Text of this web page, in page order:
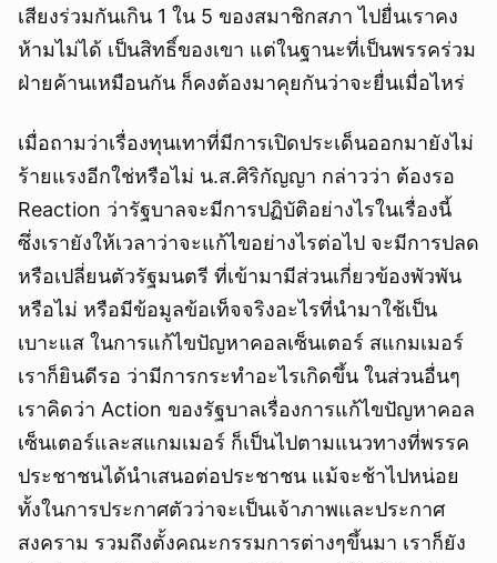
เสียงร่วมกันเกิน 1 ใน 5 ของสมาชิกสภา ไปยื่นเราคง
ห้ามไม่ได้ เป็นสิทธิ์ของเขา แต่ในฐานะที่เป็นพรรคร่วม
ฝ่ายค้านเหมือนกัน ก็คงต้องมาคุยกันว่าจะยื่นเมื่อไหร่
เมื่อถามว่าเรื่องทุนเทาที่มีการเปิดประเด็นออกมายังไม่
ร้ายแรงอีกใช่หรือไม่ น.ส.ศิริกัญญา กล่าวว่า ต้องรอ
Reaction ว่ารัฐบาลจะมีการปฏิบัติอย่างไรในเรื่องนี้
ซึ่งเรายังให้เวลาว่าจะแก้ไขอย่างไรต่อไป จะมีการปลด
หรือเปลี่ยนตัวรัฐมนตรี ที่เข้ามามีส่วนเกี่ยวข้องพัวพัน
หรือไม่ หรือมีข้อมูลข้อเท็จจริงอะไรที่นำมาใช้เป็น
เบาะแส ในการแก้ไขปัญหาคอลเซ็นเตอร์ สแกมเมอร์
เราก็ยินดีรอ ว่ามีการกระทำอะไรเกิดขึ้น ในส่วนอื่นๆ
เราคิดว่า Action ของรัฐบาลเรื่องการแก้ไขปัญหาคอล
เซ็นเตอร์และสแกมเมอร์ ก็เป็นไปตามแนวทางที่พรรค
ประชาชนได้นำเสนอต่อประชาชน แม้จะช้าไปหน่อย
ทั้งในการประกาศตัวว่าจะเป็นเจ้าภาพและประกาศ
สงคราม รวมถึงตั้งคณะกรรมการต่างๆขึ้นมา เราก็ยัง